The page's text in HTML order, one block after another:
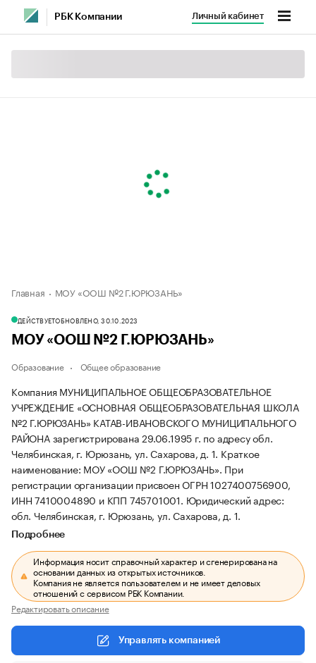
РБК Компании Личный кабинет
Главная МОУ «ООШ №2 Г.ЮРЮЗАНЬ»
ДЕЙСТВУЕТОБНОВЛЕНО, 30.10.2023
МОУ «ООШ №2 Г.ЮРЮЗАНЬ»
Образование Общее образование
Компания МУНИЦИПАЛЬНОЕ ОБЩЕОБРАЗОВАТЕЛЬНОЕ
УЧРЕЖДЕНИЕ «ОСНОВНАЯ ОБЩЕОБРАЗОВАТЕЛЬНАЯ ШКОЛА
№2 Г.ЮРЮЗАНЬ» КАТАВ-ИВАНОВСКОГО МУНИЦИПАЛЬНОГО
РАЙОНА зарегистрирована 29.06.1995 г. по адресу обл.
Челябинская, г. Юрюзань, ул. Сахарова, д. 1. Краткое
наименование: МОУ «ООШ №2 Г.ЮРЮЗАНЬ». При
регистрации организации присвоен ОГРН 1027400756900,
ИНН 7410004890 и КПП 745701001. Юридический адрес:
обл. Челябинская, г. Юрюзань, ул. Сахарова, д. 1.
Подробнее
Информация носит справочный характер и сгенерирована на
основании данных из открытых источников.
Компания не является пользователем и не имеет деловых
отношений с сервисом РБК Компании.
Редактировать описание
Управлять компанией